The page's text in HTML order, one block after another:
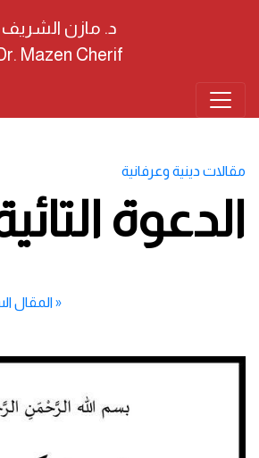
د. مازن الشريف
Mazen Cherif
مقالات دينية وعرفانية
الدعوة
«المقال